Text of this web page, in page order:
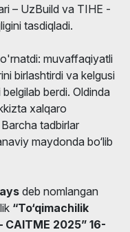
– UzBuild va TIHE -
tasdiqladi.
muvaffaqiyatli
birlashtirdi va kelgusi
berdi. Oldinda
xalqaro
tadbirlar
maydonda bo‘lib
deb nomlangan
“To‘qimachilik
2025” 16-